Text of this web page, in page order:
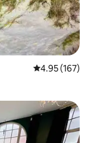
औसत रेटिंग 5 में से
4.95 (167)